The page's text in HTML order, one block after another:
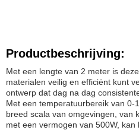
Productbeschrijving:
Met een lengte van 2 meter is
materialen veilig en efficiënt kunt
ontwerp dat dag na dag
Met een temperatuurbereik van 0-
breed scala van omgevingen, van
met een vermogen van 500W,